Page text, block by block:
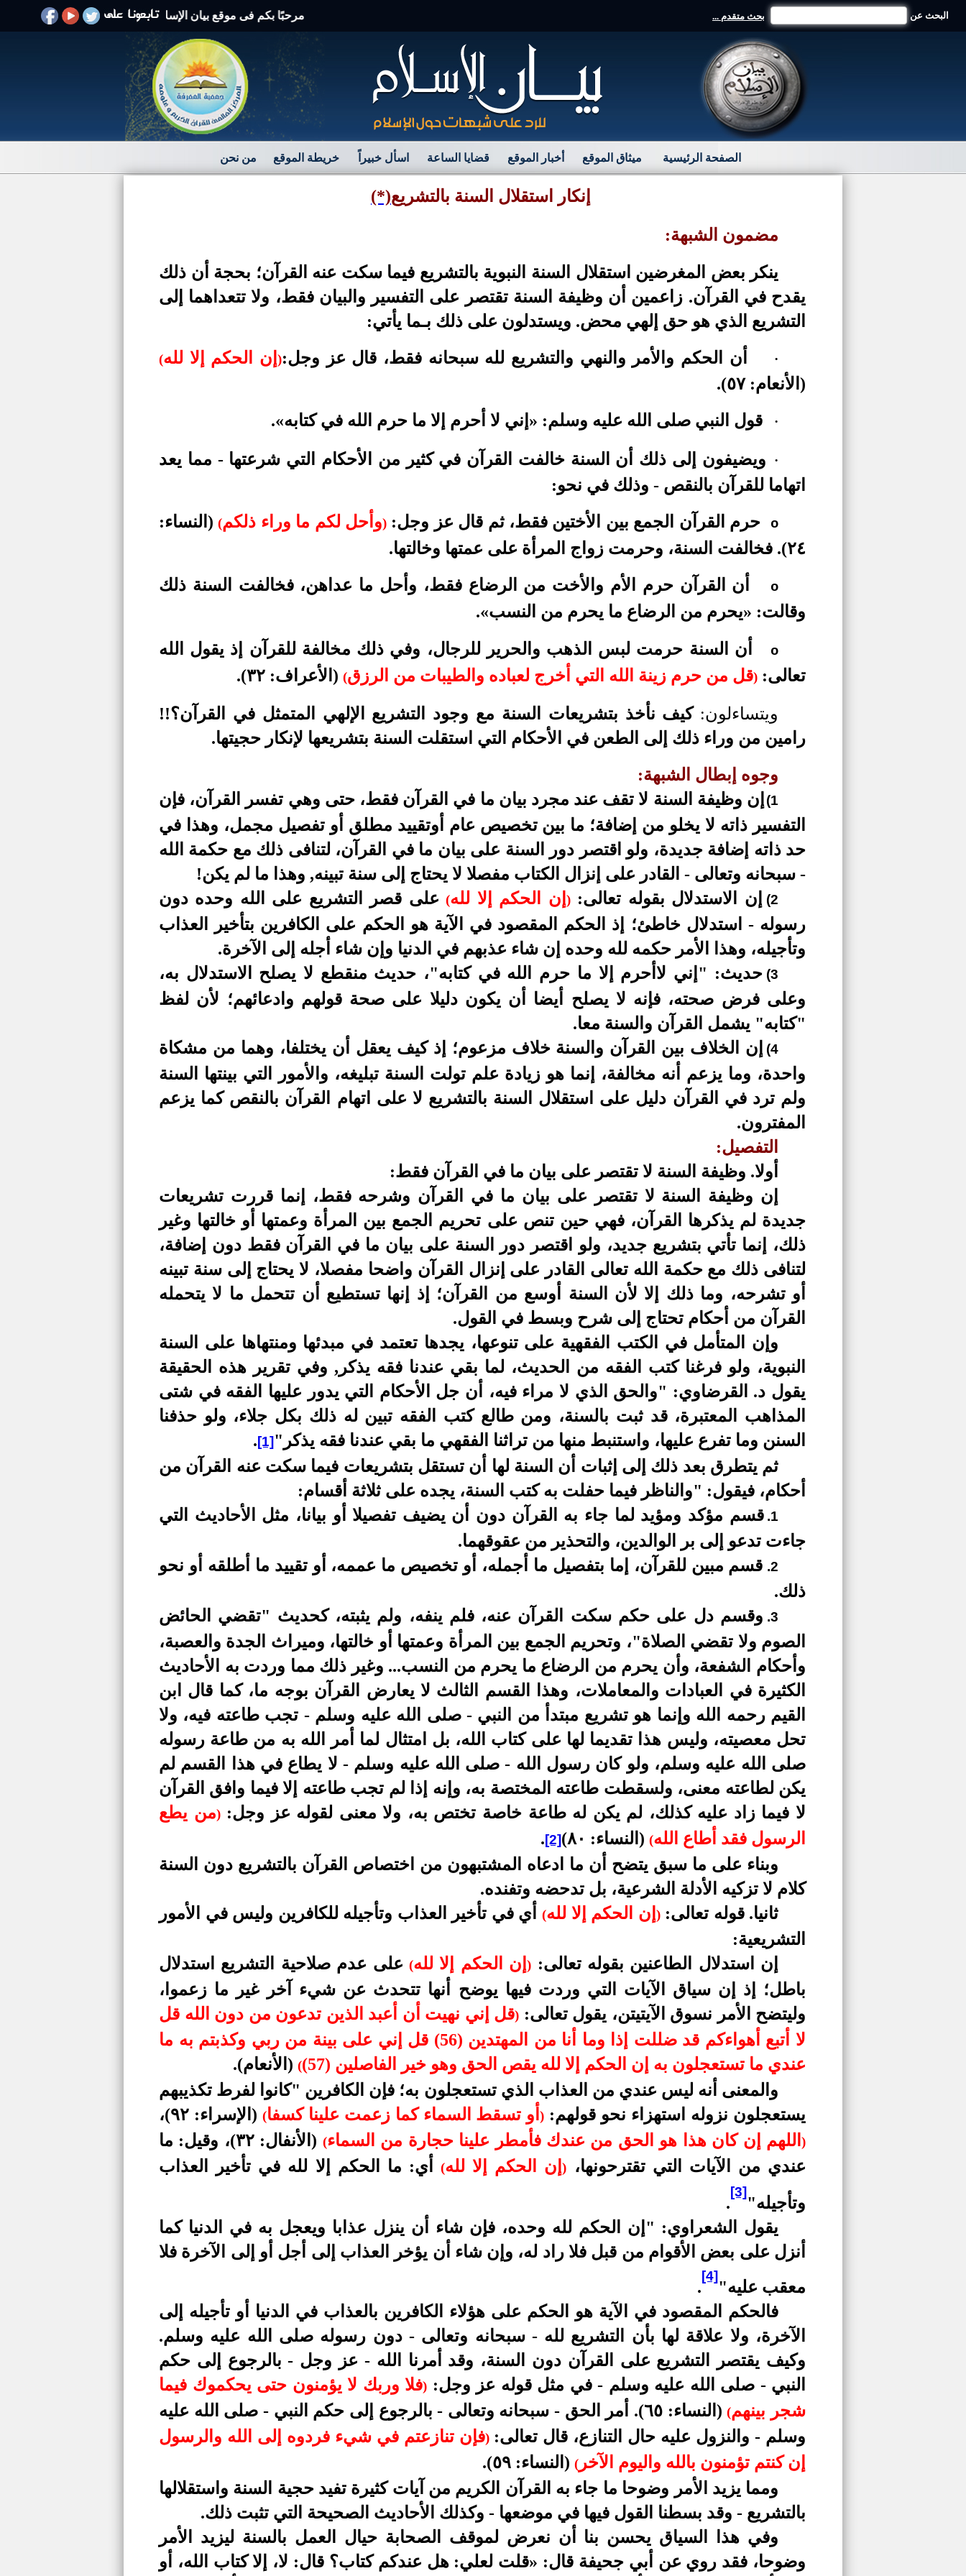
مرحبًا بكم فى موقع بيان الإسلام الرد على الافتراءات والشبهات بحث متقدم ... البحث عن
الصفحة الرئيسية ميثاق الموقع أخبار الموقع قضايا الساعة اسأل خبيراً خريطة الموقع من نحن
إنكار استقلال السنة بالتشريع(*)
مضمون الشبهة:
ينكر بعض المغرضين استقلال السنة النبوية بالتشريع فيما سكت عنه القرآن؛ بحجة أن ذلك
يقدح في القرآن. زاعمين أن وظيفة السنة تقتصر على التفسير والبيان فقط، ولا تتعداهما إلى
التشريع الذي هو حق إلهي محض. ويستدلون على ذلك بـما يأتي:
· أن الحكم والأمر والنهي والتشريع لله سبحانه فقط، قال عز وجل:)إن الحكم إلا لله(
(الأنعام: ٥٧) .
· قول النبي صلى الله عليه وسلم: «إني لا أحرم إلا ما حرم الله في كتابه».
·
ويضيفون إلى ذلك أن السنة خالفت القرآن في كثير من الأحكام التي شرعتها - مما يعد
اتهاما للقرآن بالنقص - وذلك في نحو:
o حرم القرآن الجمع بين الأختين فقط، ثم قال عز وجل:)وأحل لكم ما وراء ذلكم( (النساء:
٢٤) . فخالفت السنة، وحرمت زواج المرأة على عمتها وخالتها.
o أن القرآن حرم الأم والأخت من الرضاع فقط، وأحل ما عداهن، فخالفت السنة ذلك
وقالت: «يحرم من الرضاع ما يحرم من النسب».
o
أن السنة حرمت لبس الذهب والحرير للرجال، وفي ذلك مخالفة للقرآن إذ يقول الله
تعالى: )قل من حرم زينة الله التي أخرج لعباده والطيبات من الرزق( (الأعراف: ٣٢) .
ويتساءلون:كيف نأخذ بتشريعات السنة مع وجود التشريع الإلهي المتمثل في القرآن؟!!
رامين من وراء ذلك إلى الطعن في الأحكام التي استقلت السنة بتشريعها لإنكار حجيتها.
وجوه إبطال الشبهة:
1) إن وظيفة السنة لا تقف عند مجرد بيان ما في القرآن فقط، حتى وهي تفسر القرآن، فإن
التفسير ذاته لا يخلو من إضافة؛ ما بين تخصيص عام أوتقييد مطلق أو تفصيل مجمل، وهذا في
حد ذاته إضافة جديدة، ولو اقتصر دور السنة على بيان ما في القرآن، لتنافى ذلك مع حكمة الله
- سبحانه وتعالى - القادر على إنزال الكتاب مفصلا لا يحتاج إلى سنة تبينه, وهذا ما لم يكن!
2) إن الاستدلال بقوله تعالى:)إن الحكم إلا لله( على قصر التشريع على الله وحده دون
رسوله - استدلال خاطئ؛ إذ الحكم المقصود في الآية هو الحكم على الكافرين بتأخير العذاب
وتأجيله، وهذا الأمر حكمه لله وحده إن شاء عذبهم في الدنيا وإن شاء أجله إلى الآخرة.
3) حديث: "إني لاأحرم إلا ما حرم الله في كتابه"، حديث منقطع لا يصلح
الاستدلال به،
وعلى فرض صحته، فإنه لا يصلح أيضا أن يكون دليلا على صحة قولهم وادعائهم؛ لأن لفظ
"كتابه" يشمل القرآن والسنة معا.
4) إن الخلاف بين القرآن والسنة خلاف مزعوم؛ إذ كيف يعقل أن يختلفا، وهما من مشكاة
واحدة، وما يزعم أنه مخالفة، إنما هو زيادة علم تولت السنة تبليغه، والأمور التي بينتها السنة
ولم ترد في القرآن دليل على استقلال السنة بالتشريع لا على اتهام القرآن بالنقص كما يزعم
المفترون.
التفصيل:
أولا. وظيفة السنة لا تقتصر على بيان ما في القرآن فقط:
إن وظيفة السنة لا تقتصر على بيان ما في القرآن وشرحه فقط، إنما قررت تشريعات
جديدة لم يذكرها القرآن، فهي حين تنص على تحريم الجمع بين المرأة وعمتها أو خالتها وغير
ذلك، إنما تأتي بتشريع جديد، ولو اقتصر دور السنة على بيان ما في القرآن فقط دون إضافة،
لتنافى ذلك مع حكمة الله تعالى القادر على إنزال القرآن واضحا مفصلا، لا يحتاج إلى سنة تبينه
أو تشرحه، وما ذلك إلا لأن السنة أوسع من القرآن؛ إذ إنها تستطيع أن تتحمل ما لا يتحمله
القرآن من أحكام تحتاج إلى شرح وبسط في القول.
وإن المتأمل في الكتب الفقهية على تنوعها، يجدها تعتمد في مبدئها ومنتهاها على السنة
النبوية، ولو فرغنا كتب الفقه من الحديث، لما بقي عندنا فقه يذكر, وفي تقرير هذه الحقيقة
يقول د. القرضاوي: "والحق الذي لا مراء فيه، أن جل الأحكام التي يدور عليها الفقه في شتى
المذاهب المعتبرة، قد ثبت بالسنة، ومن طالع كتب الفقه تبين له ذلك بكل جلاء، ولو حذفنا
السنن وما تفرع عليها، واستنبط منها من تراثنا الفقهي ما بقي عندنا فقه يذكر" [1]
.
ثم يتطرق بعد ذلك إلى إثبات أن السنة لها أن تستقل بتشريعات فيما سكت عنه القرآن من
أحكام، فيقول: "والناظر فيما حفلت به كتب السنة، يجده على ثلاثة أقسام:
1. قسم مؤكد ومؤيد لما جاء به القرآن دون أن يضيف تفصيلا أو بيانا، مثل الأحاديث التي
جاءت تدعو إلى بر الوالدين، والتحذير من عقوقهما.
2. قسم مبين للقرآن، إما بتفصيل ما أجمله، أو تخصيص ما عممه، أو تقييد ما أطلقه أو نحو
ذلك.
3. وقسم دل على حكم سكت القرآن عنه، فلم ينفه، ولم يثبته، كحديث "تقضي الحائض
الصوم ولا تقضي الصلاة"، وتحريم الجمع بين المرأة وعمتها أو خالتها، وميراث الجدة والعصبة،
وأحكام الشفعة، وأن يحرم من الرضاع ما يحرم من النسب... وغير ذلك مما وردت به الأحاديث
الكثيرة في العبادات والمعاملات، وهذا القسم الثالث لا يعارض القرآن بوجه ما، كما قال ابن
القيم رحمه الله وإنما هو تشريع مبتدأ من النبي - صلى الله عليه وسلم - تجب طاعته فيه، ولا
تحل معصيته، وليس هذا تقديما لها على كتاب الله، بل امتثال لما أمر الله به من طاعة رسوله
صلى الله عليه وسلم، ولو كان رسول الله - صلى الله عليه وسلم - لا يطاع في هذا القسم لم
يكن لطاعته معنى، ولسقطت طاعته المختصة به، وإنه إذا لم تجب طاعته إلا فيما وافق القرآن
لا فيما زاد عليه كذلك، لم يكن له طاعة خاصة تختص به، ولا معنى لقوله عز وجل:)من يطع
الرسول فقد أطاع الله( (النساء: ٨٠) [2]
.
وبناء على ما سبق يتضح أن ما ادعاه المشتبهون من اختصاص القرآن بالتشريع دون السنة
كلام لا تزكيه الأدلة الشرعية، بل تدحضه وتفنده.
ثانيا.قوله تعالى: )إن الحكم إلا لله(
أي في تأخير العذاب وتأجيله للكافرين وليس في الأمور
التشريعية:
إن استدلال الطاعنين بقوله تعالى: )إن الحكم إلا لله(على عدم صلاحية التشريع استدلال
باطل؛ إذ إن سياق الآيات التي وردت فيها يوضح أنها تتحدث عن شيء آخر غير ما زعموا،
وليتضح الأمر نسوق الآيتيتن، يقول تعالى: )قل إني نهيت أن أعبد الذين تدعون من دون الله قل
لا أتبع أهواءكم قد ضللت إذا وما أنا من المهتدين (56) قل إني على بينة من ربي وكذبتم به ما
عندي ما تستعجلون به إن الحكم إلا لله يقص الحق وهو خير الفاصلين (57)
( (الأنعام).
والمعنى أنه ليس عندي من العذاب الذي تستعجلون به؛ فإن الكافرين "كانوا لفرط تكذيبهم
يستعجلون نزوله استهزاء نحو قولهم: )أو تسقط السماء كما زعمت علينا كسفا( (الإسراء: ٩٢)،
) اللهم إن كان هذا هو الحق من عندك فأمطر علينا حجارة من السماء(
(الأنفال: ٣٢)، وقيل: ما
عندي من الآيات التي تقترحونها،
)إن الحكم إلا لله(
أي: ما الحكم إلا لله في تأخير العذاب
وتأجيله"
[3]
.
يقول الشعراوي: "إن الحكم لله وحده، فإن شاء أن ينزل عذابا ويعجل به في الدنيا كما
أنزل على بعض الأقوام من قبل فلا راد له، وإن شاء أن يؤخر العذاب إلى أجل أو إلى الآخرة فلا
معقب عليه"
[4]
.
فالحكم المقصود في الآية هو الحكم على هؤلاء الكافرين بالعذاب في الدنيا أو تأجيله إلى
الآخرة، ولا علاقة لها بأن التشريع لله - سبحانه وتعالى - دون رسوله صلى الله عليه وسلم.
وكيف يقتصر التشريع على القرآن دون السنة، وقد أمرنا الله - عز وجل - بالرجوع إلى حكم
النبي - صلى الله عليه وسلم - في مثل قوله عز وجل: )فلا وربك لا يؤمنون حتى يحكموك فيما
شجر بينهم(
(النساء: ٦٥). أمر الحق - سبحانه وتعالى - بالرجوع إلى حكم النبي - صلى الله عليه
وسلم - والنزول عليه حال التنازع، قال تعالى:)فإن تنازعتم في شيء فردوه إلى الله والرسول
إن كنتم تؤمنون بالله واليوم الآخر ( (النساء: ٥٩).
ومما يزيد الأمر وضوحا ما جاء به القرآن الكريم من آيات كثيرة تفيد حجية السنة واستقلالها
بالتشريع - وقد بسطنا القول فيها في موضعها - وكذلك الأحاديث الصحيحة التي تثبت ذلك.
وفي هذا السياق يحسن بنا أن نعرض لموقف الصحابة حيال العمل بالسنة ليزيد الأمر
وضوحا، فقد روي عن أبي جحيفة قال: «قلت لعلي: هل عندكم كتاب؟ قال: لا، إلا كتاب الله، أو